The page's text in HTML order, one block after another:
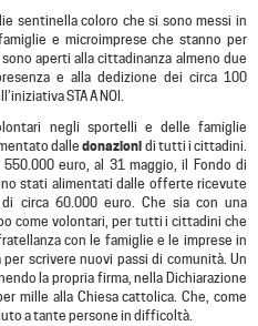
sentinella coloro che si sono messi in
e microimprese che stanno per
aperti alla cittadinanza almeno due
e alla dedizione dei circa 100
STA A NOI.
negli sportelli e delle famiglie
dalledonazioni di tutti i cittadini.
euro, al 31 maggio, il Fondo di
stati alimentati dalle offerte ricevute
circa 60.000 euro. Che sia con una
come volontari, per tutti i cittadini che
con le famiglie e le imprese in
scrivere nuovi passi di comunità. Un
la propria firma, nella Dichiarazione
mille alla Chiesa cattolica. Che, come
a tante persone in difficoltà.